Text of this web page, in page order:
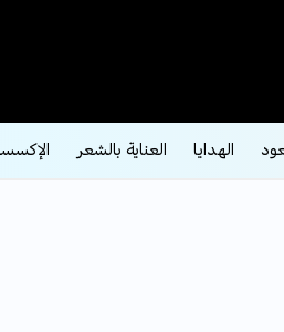
الهدايا العناية بالشعر